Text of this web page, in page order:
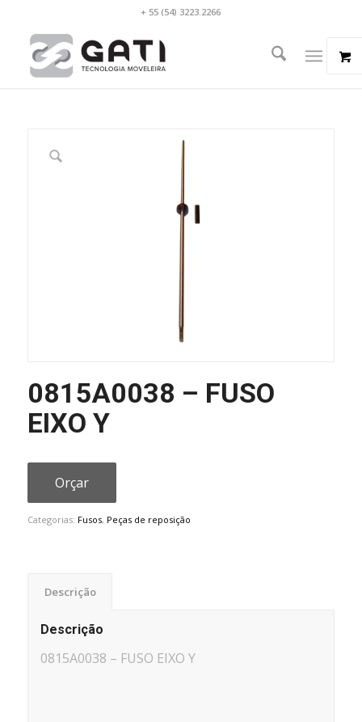
+ 55 (54) 3223.2266
0815A0038 – FUSO
EIXO Y
Orçar
Categorias: Fusos, Peças de reposição
Descrição
Descrição
0815A0038 – FUSO EIXO Y